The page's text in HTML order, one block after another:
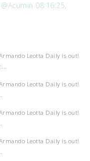
@Acumin 08:16:25,
Leotta Daily is out!
Leotta Daily is out!
Leotta Daily is out!
Leotta Daily is out!